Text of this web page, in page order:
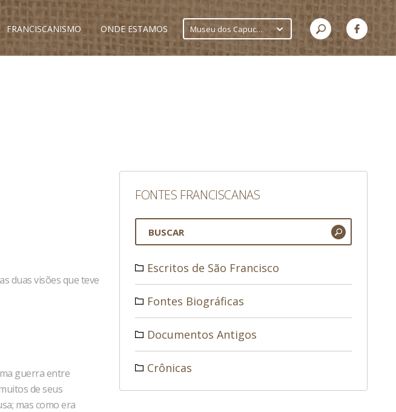
FRANCISCANISMO ONDE ESTAMOS Museu dos Capuchinhos
duas visões que teve
guerra entre
de seus
mas como era
FONTES FRANCISCANAS
Escritos de São Francisco
Fontes Biográficas
Documentos Antigos
Crônicas